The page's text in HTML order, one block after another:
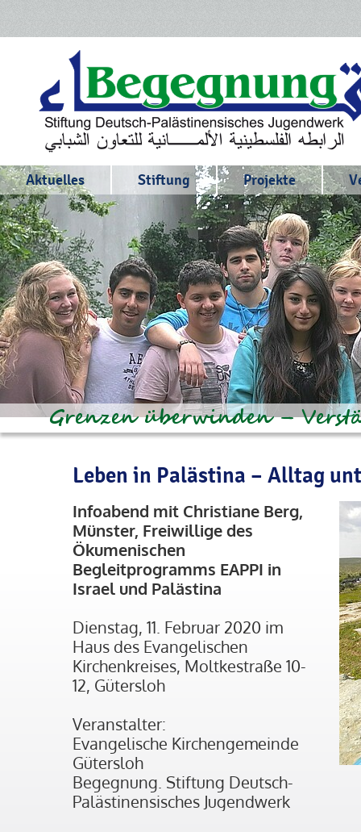
Aktuelles Stiftung Projekte
Leben in Palästina – Alltag
Infoabend mit Christiane Berg,
Münster, Freiwillige des
Ökumenischen
Begleitprogramms EAPPI in
Israel und Palästina
Dienstag, 11. Februar 2020 im
Haus des Evangelischen
Kirchenkreises, Moltkestraße 10-
12, Gütersloh
Veranstalter:
Evangelische Kirchengemeinde
Gütersloh
Begegnung. Stiftung Deutsch-
Palästinensisches Jugendwerk